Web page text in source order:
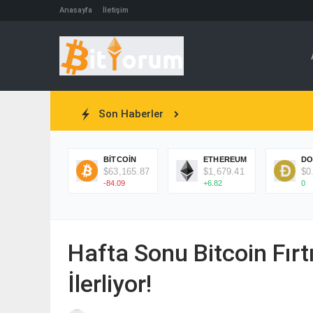
Anasayfa İletişim
Son Haberler
BITCOIN
$63,165.87
-84.09
ETHEREUM
$1,679.41
+6.82 0
Hafta Sonu Bitcoin
İlerliyor!